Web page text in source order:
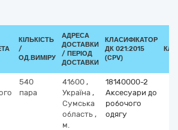
КІЛЬКІСТЬ
/
ОД.ВИМІРУ
АДРЕСА
ДОСТАВКИ
/ ПЕРІОД
ДОСТАВКИ
КЛАСИФІКАТОР
ДК 021:2015
(CPV)
540
пара
41600 ,
Україна ,
Сумська
область ,
м.
18140000-2
Аксесуари до
робочого
одягу